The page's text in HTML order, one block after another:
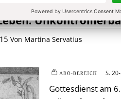
2024
Von Martina Servatius
S.
Gottesdienst am